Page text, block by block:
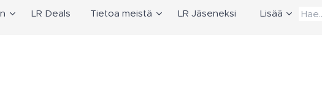
LR Deals Tietoa meistä LR Jäseneksi Lisää